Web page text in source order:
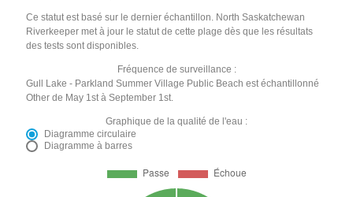
Ce statut est basé sur le dernier échantillon. North Saskatchewan
Riverkeeper met à jour le statut de cette plage dès que les résultats
des tests sont disponibles.
Fréquence de surveillance :
Gull Lake - Parkland Summer Village Public Beach est échantillonné
Other de May 1st à September 1st.
Graphique de la qualité de l'eau :
Diagramme circulaire
Diagramme à barres